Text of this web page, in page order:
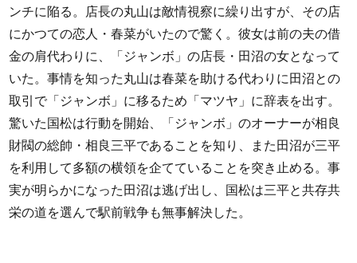
ンチに陥る。店長の丸山は敵情視察に繰り出すが、その店
にかつての恋人・春菜がいたので驚く。彼女は前の夫の借
金の肩代わりに、「ジャンボ」の店長・田沼の女となって
いた。事情を知った丸山は春菜を助ける代わりに田沼との
取引で「ジャンボ」に移るため「マツヤ」に辞表を出す。
驚いた国松は行動を開始、「ジャンボ」のオーナーが相良
財閥の総帥・相良三平であることを知り、また田沼が三平
を利用して多額の横領を企てていることを突き止める。事
実が明らかになった田沼は逃げ出し、国松は三平と共存共
栄の道を選んで駅前戦争も無事解決した。